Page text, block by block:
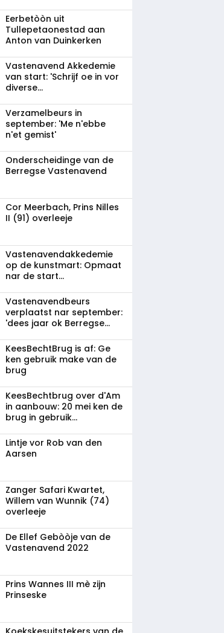
Eerbetòòn uit
Tullepetaonestad aan
Anton van Duinkerken
Vastenavend Akkedemie
van start: 'Schrijf oe in vor
diverse...
Verzamelbeurs in
september: 'Me n'ebbe
n'et gemist'
Onderscheidinge van de
Berregse Vastenavend
Cor Meerbach, Prins Nilles
II (91) overleeje
Vastenavend­akkedemie
op de kunstmart: Opmaat
nar de start...
Vastenavendbeurs
verplaatst nar september:
'dees jaar ok Berregse...
KeesBechtBrug is af: Ge
ken gebruik make van de
brug
KeesBechtbrug over d'Am
in aanbouw: 20 mei ken de
brug in gebruik...
Lintje vor Rob van den
Aarsen
Zanger Safari Kwartet,
Willem van Wunnik (74)
overleeje
De Ellef Gebòòje van de
Vastenavend 2022
Prins Wannes III mè zijn
Prinseske